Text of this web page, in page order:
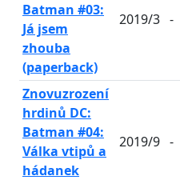
Batman #03:
Já jsem
zhouba
(paperback)
2019/3 -
Znovuzrození
hrdinů DC:
Batman #04:
Válka vtipů a
hádanek
2019/9 -